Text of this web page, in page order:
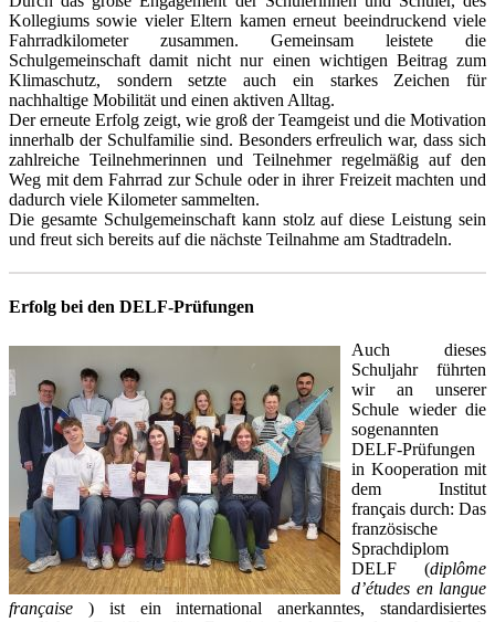
Kollegiums sowie vieler Eltern kamen erneut beeindruckend viele
Fahrradkilometer zusammen. Gemeinsam leistete die
Schulgemeinschaft damit nicht nur einen wichtigen Beitrag zum
Klimaschutz, sondern setzte auch ein starkes Zeichen für
nachhaltige Mobilität und einen aktiven Alltag.
Der erneute Erfolg zeigt, wie groß der Teamgeist und die Motivation
innerhalb der Schulfamilie sind. Besonders erfreulich war, dass sich
zahlreiche Teilnehmerinnen und Teilnehmer regelmäßig auf den
Weg mit dem Fahrrad zur Schule oder in ihrer Freizeit machten und
dadurch viele Kilometer sammelten.
Die gesamte Schulgemeinschaft kann stolz auf diese Leistung sein
und freut sich bereits auf die nächste Teilnahme am Stadtradeln.
Erfolg bei den DELF-Prüfungen
Auch dieses
Schuljahr führten
wir an unserer
Schule wieder die
sogenannten
DELF-Prüfungen
in Kooperation mit
dem Institut
français durch: Das
französische
Sprachdiplom
DELF (diplôme
d’études en langue
française ) ist ein international anerkanntes, standardisiertes